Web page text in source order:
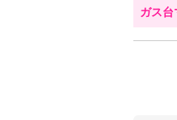
ガス台